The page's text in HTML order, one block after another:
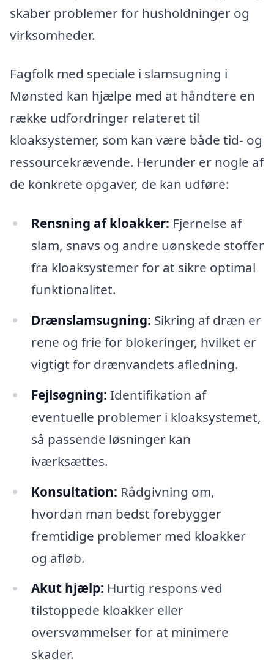
skaber problemer for husholdninger og
virksomheder.
Fagfolk med speciale i slamsugning i
Mønsted kan hjælpe med at håndtere en
række udfordringer relateret til
kloaksystemer, som kan være både tid- og
ressourcekrævende. Herunder er nogle af
de konkrete opgaver, de kan udføre:
Rensning af kloakker: Fjernelse af
slam, snavs og andre uønskede stoffer
fra kloaksystemer for at sikre optimal
funktionalitet.
Drænslamsugning: Sikring af dræn er
rene og frie for blokeringer, hvilket er
vigtigt for drænvandets afledning.
Fejlsøgning: Identifikation af
eventuelle problemer i kloaksystemet,
så passende løsninger kan
iværksættes.
Konsultation: Rådgivning om,
hvordan man bedst forebygger
fremtidige problemer med kloakker
og afløb.
Akut hjælp: Hurtig respons ved
tilstoppede kloakker eller
oversvømmelser for at minimere
skader.